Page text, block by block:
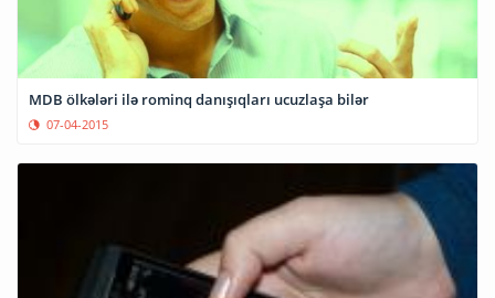
MDB ölkələri ilə rominq danışıqları ucuzlaşa bilər
07-04-2015